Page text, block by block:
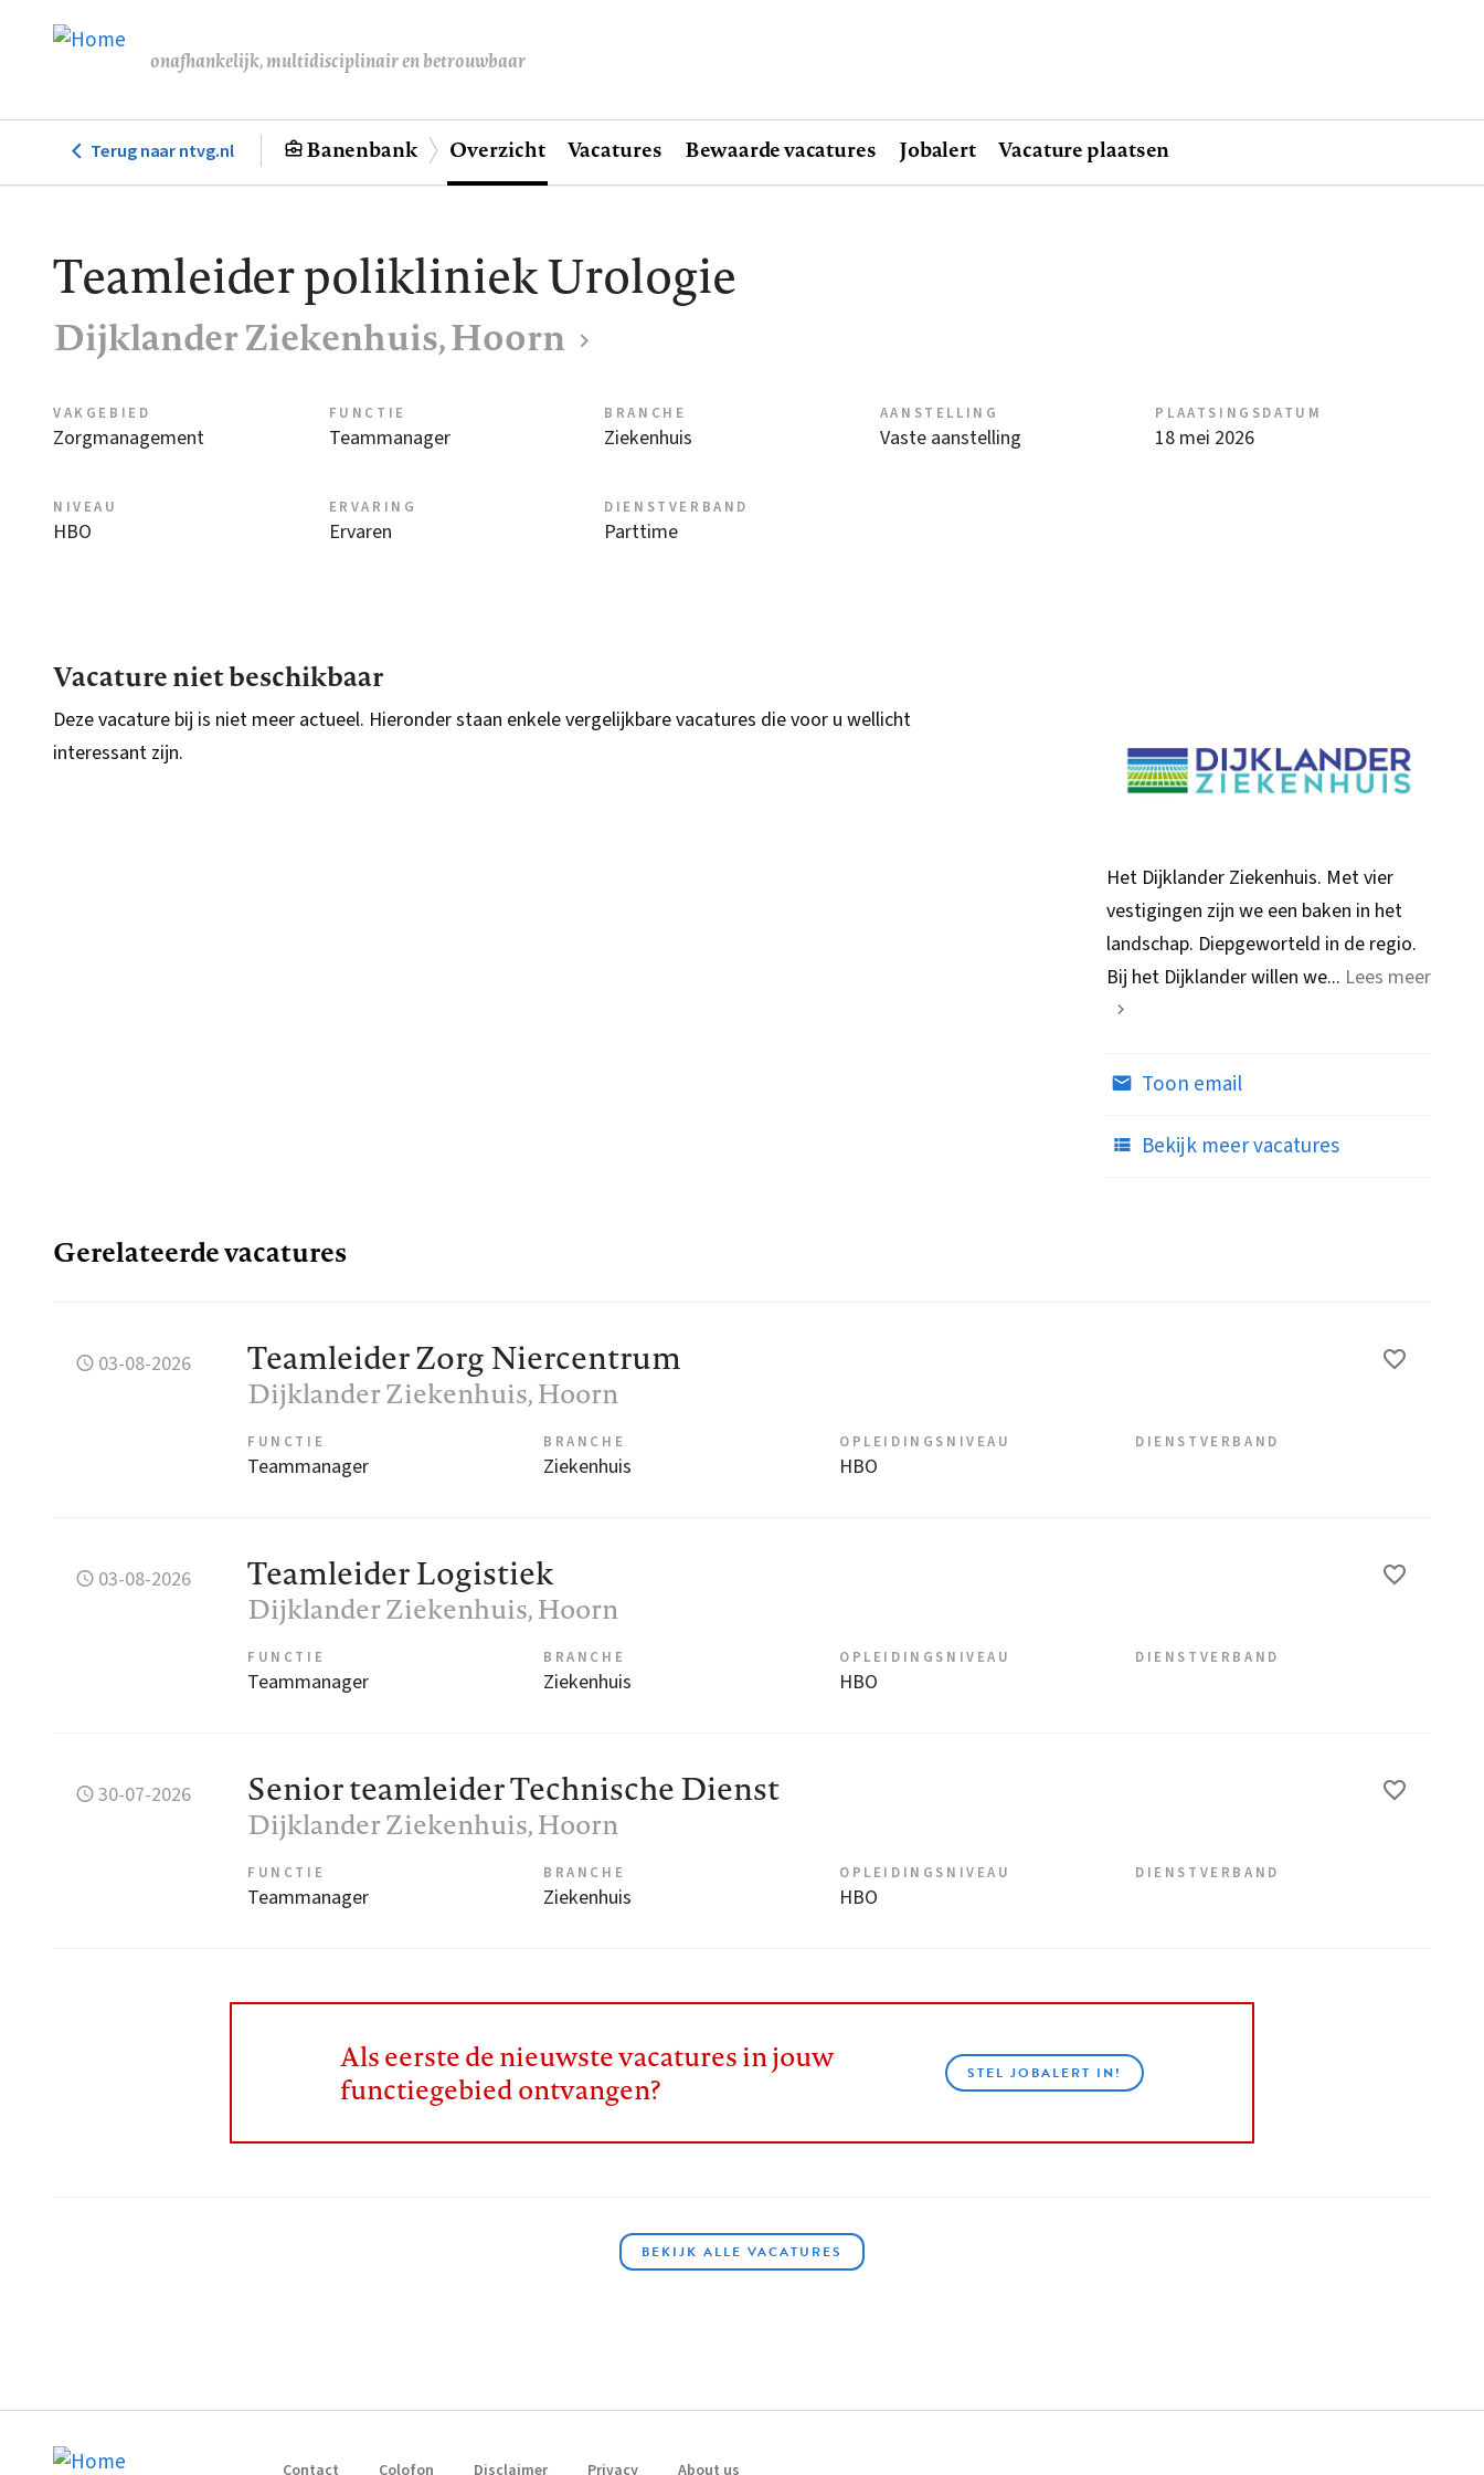
de
onafhankelijk, multidisciplinair en betrouwbaar
Hoofdnavigatie
Terug naar ntvg.nl Banenbank Overzicht Vacatures Bewaarde vacatures Jobalert Vacature plaatsen
Teamleider polikliniek Urologie
Dijklander Ziekenhuis, Hoorn
VAKGEBIED
Zorgmanagement
FUNCTIE
Teammanager
BRANCHE
Ziekenhuis
AANSTELLING
Vaste aanstelling
PLAATSINGSDATUM
18 mei 2026
NIVEAU
HBO
ERVARING
Ervaren
DIENSTVERBAND
Parttime
Vacature niet beschikbaar
Deze vacature bij is niet meer actueel. Hieronder staan enkele vergelijkbare vacatures die voor u wellicht
interessant zijn.
Het Dijklander Ziekenhuis. Met vier
vestigingen zijn we een baken in het
landschap. Diepgeworteld in de regio.
Bij het Dijklander willen we... Lees meer
Toon email
Bekijk meer vacatures
Gerelateerde vacatures
03-08-2026 Teamleider Zorg Niercentrum
Dijklander Ziekenhuis, Hoorn
FUNCTIE
Teammanager
BRANCHE
Ziekenhuis
OPLEIDINGSNIVEAU
HBO
DIENSTVERBAND
03-08-2026 Teamleider Logistiek
Dijklander Ziekenhuis, Hoorn
FUNCTIE
Teammanager
BRANCHE
Ziekenhuis
OPLEIDINGSNIVEAU
HBO
DIENSTVERBAND
30-07-2026 Senior teamleider Technische Dienst
Dijklander Ziekenhuis, Hoorn
FUNCTIE
Teammanager
BRANCHE
Ziekenhuis
OPLEIDINGSNIVEAU
HBO
DIENSTVERBAND
Als eerste de nieuwste vacatures in jouw
functiegebied ontvangen?
STEL JOBALERT IN!
BEKIJK ALLE VACATURES
Contact Colofon Disclaimer Privacy About us